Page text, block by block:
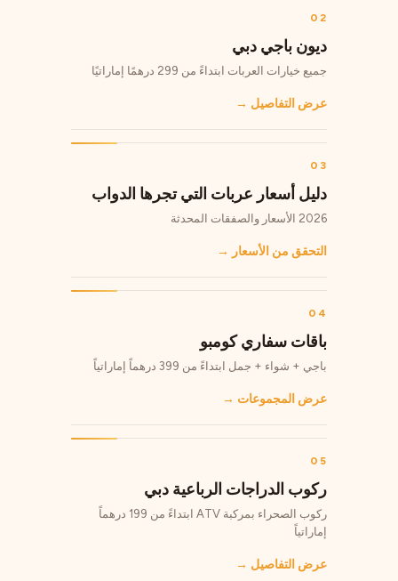
02
ديون باجي دبي
جميع خيارات العربات ابتداءً من 299 درهمًا إماراتيًا
عرض التفاصيل →
03
دليل أسعار عربات التي تجرها الدواب
2026 الأسعار والصفقات المحدثة
التحقق من الأسعار →
04
باقات سفاري كومبو
باجي + شواء + جمل ابتداءً من 399 درهماً إماراتياً
عرض المجموعات →
05
ركوب الدراجات الرباعية دبي
ركوب الصحراء بمركبة ATV ابتداءً من 199 درهماً
إماراتياً
عرض التفاصيل →